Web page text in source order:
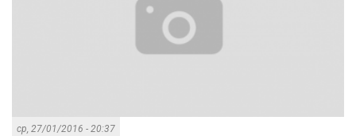
ср, 27/01/2016 - 20:37